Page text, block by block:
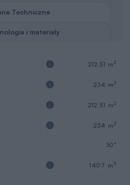
Techniczne
i materiały
212,51 m2
234 m2
212,51 m2
234 m2
30°
1407 m3